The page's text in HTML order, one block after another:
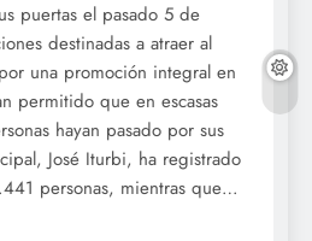
puertas el pasado 5 de
destinadas a atraer al
una promoción integral en
permitido que en escasas
hayan pasado por sus
José Iturbi, ha registrado
personas, mientras que…